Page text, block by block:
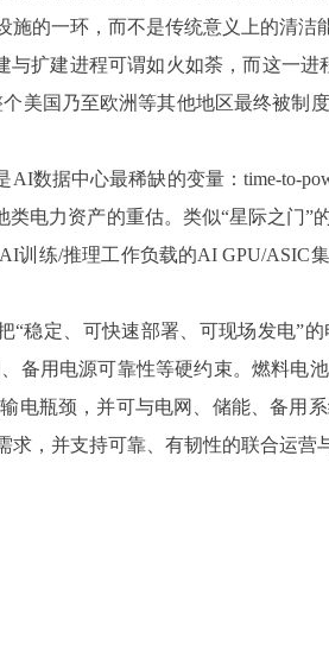
的一环，而不是传统意义上的清洁
与扩建进程可谓如火如荼，而这一
美国乃至欧洲等其他地区最终被
数据中心最稀缺的变量：time-to-
电力资产的重估。类似“星际之门
训练/推理工作负载的AI GPU/ASIC
“稳定、可快速部署、可现场发电”
备用电源可靠性等硬约束。燃料电
电瓶颈，并可与电网、储能、备用
，并支持可靠、有韧性的联合运营